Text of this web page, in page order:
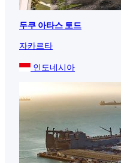
두쿠 아타스 토드
자카르타
인도네시아